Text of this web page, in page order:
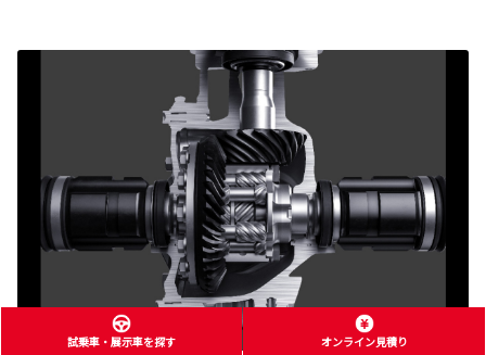
試乗車・展示車を探す オンライン見積り